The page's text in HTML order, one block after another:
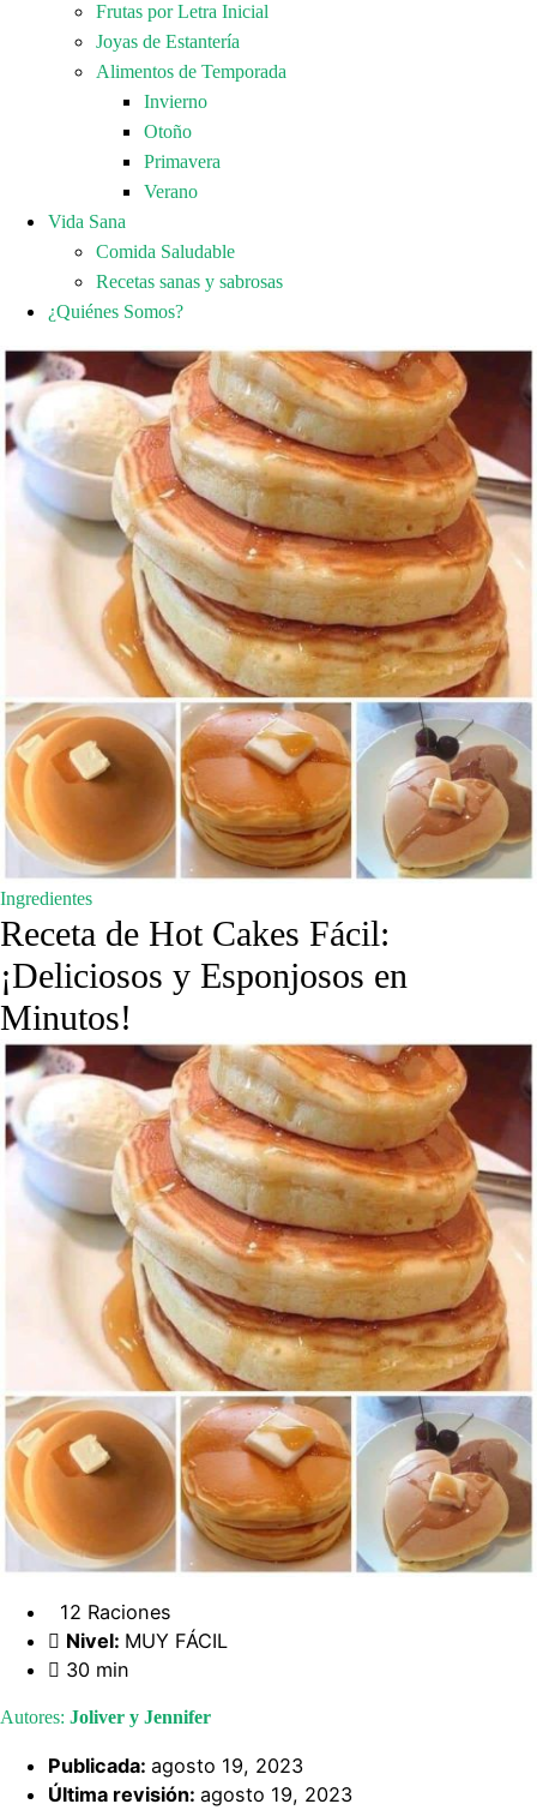
Frutas por Letra Inicial
Joyas de Estantería
Alimentos de Temporada
Invierno
Otoño
Primavera
Verano
Vida Sana
Comida Saludable
Recetas sanas y sabrosas
¿Quiénes Somos?
Ingredientes
Receta de Hot Cakes Fácil:
¡Deliciosos y Esponjosos en
Minutos!
12 Raciones
Nivel: MUY FÁCIL
30 min
Autores: Joliver y Jennifer
Publicada: agosto 19, 2023
Última revisión: agosto 19, 2023